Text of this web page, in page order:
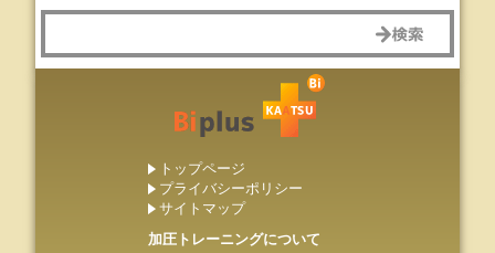
トップページ
プライバシーポリシー
サイトマップ
加圧トレーニングについて